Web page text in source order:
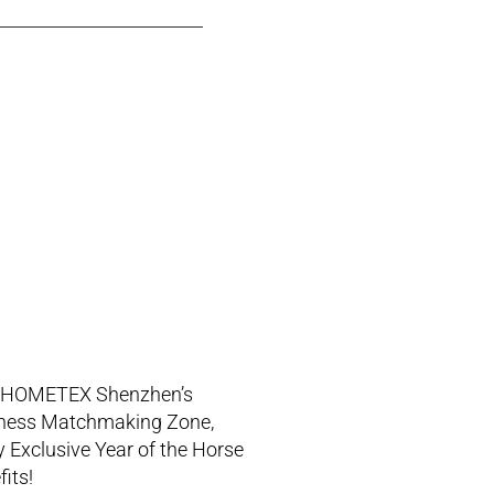
Shenzhen’s
Matchmaking Zone,
Exclusive Year of the Horse